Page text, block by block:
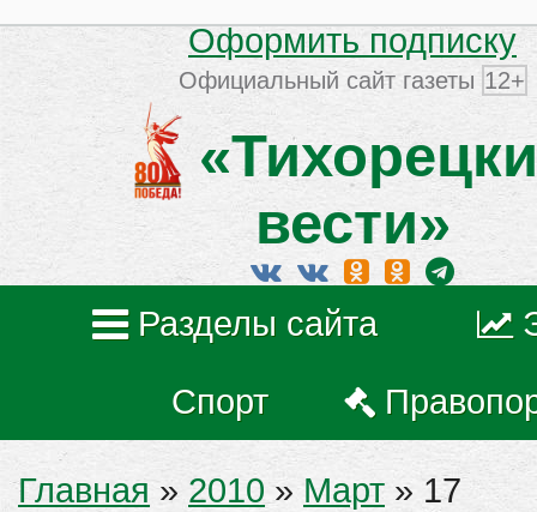
Оформить подписку
Официальный сайт газеты 12+
вести»
Разделы сайта
Спорт
Главная » 2010 » Март » 17